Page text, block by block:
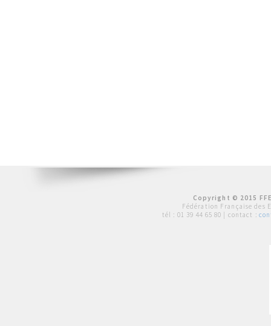
Copyright © 2015
Fédération Française des
tél : 01 39 44 65 80 | contact :